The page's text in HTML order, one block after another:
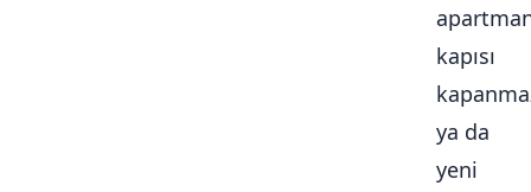
kapısı
ya da
yeni